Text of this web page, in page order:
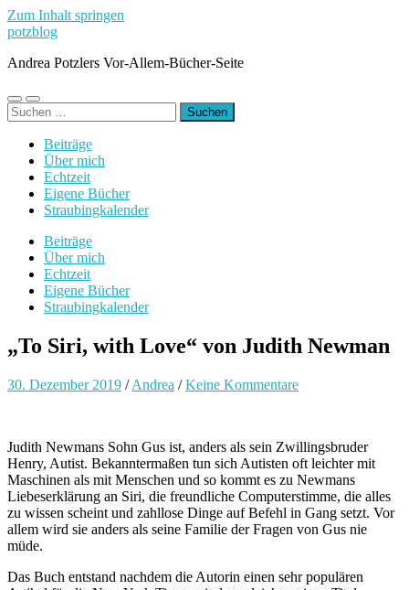
Zum Inhalt springen
potzblog
Andrea Potzlers Vor-Allem-Bücher-Seite
Mobile-
Menü
Suchfeld
ein-/ausblenden
Suchen
nach:
Beiträge
Über mich
Echtzeit
Eigene Bücher
Straubingkalender
Beiträge
Über mich
Echtzeit
Eigene Bücher
Straubingkalender
„To Siri, with Love“ von Judith Newman
30. Dezember 2019 /Andrea /Keine Kommentare
Judith Newmans Sohn Gus ist, anders als sein Zwillingsbruder
Henry, Autist. Bekanntermaßen tun sich Autisten oft leichter mit
Maschinen als mit Menschen und so kommt es zu Newmans
Liebeserklärung an Siri, die freundliche Computerstimme, die alles
zu wissen scheint und zahllose Dinge auf Befehl in Gang setzt. Vor
allem wird sie anders als seine Familie der Fragen von Gus nie
müde.
Das Buch entstand nachdem die Autorin einen sehr populären